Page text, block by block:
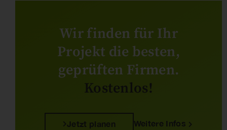
Wir finden für Ihr
Projekt die besten,
geprüften Firmen.
Kostenlos!
Jetzt planen Weitere Infos